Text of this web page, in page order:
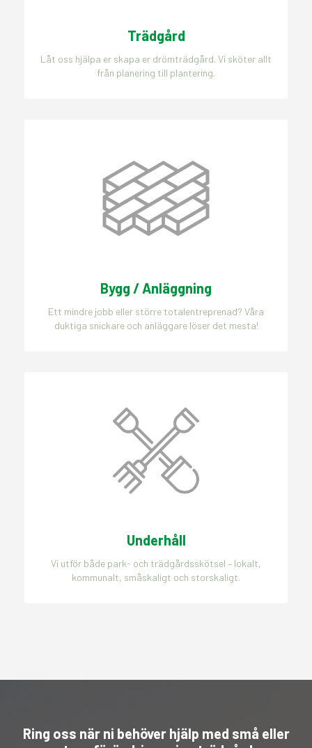
Trädgård
Låt oss hjälpa er skapa er drömträdgård. Vi sköter allt
från planering till plantering.
Bygg / Anläggning
Ett mindre jobb eller större totalentreprenad? Våra
duktiga snickare och anläggare löser det mesta!
Underhåll
Vi utför både park- och trädgårdsskötsel – lokalt,
kommunalt, småskaligt och storskaligt.
Ring oss när ni behöver hjälp med små eller